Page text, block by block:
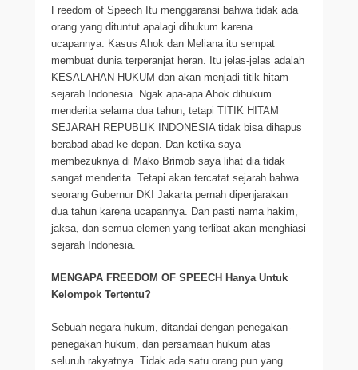
Freedom of Speech Itu menggaransi bahwa tidak ada
orang yang dituntut apalagi dihukum karena
ucapannya. Kasus Ahok dan Meliana itu sempat
membuat dunia terperanjat heran. Itu jelas-jelas adalah
KESALAHAN HUKUM dan akan menjadi titik hitam
sejarah Indonesia. Ngak apa-apa Ahok dihukum
menderita selama dua tahun, tetapi TITIK HITAM
SEJARAH REPUBLIK INDONESIA tidak bisa dihapus
berabad-abad ke depan. Dan ketika saya
membezuknya di Mako Brimob saya lihat dia tidak
sangat menderita. Tetapi akan tercatat sejarah bahwa
seorang Gubernur DKI Jakarta pernah dipenjarakan
dua tahun karena ucapannya. Dan pasti nama hakim,
jaksa, dan semua elemen yang terlibat akan menghiasi
sejarah Indonesia.
MENGAPA FREEDOM OF SPEECH Hanya Untuk
Kelompok Tertentu?
Sebuah negara hukum, ditandai dengan penegakan-
penegakan hukum, dan persamaan hukum atas
seluruh rakyatnya. Tidak ada satu orang pun yang